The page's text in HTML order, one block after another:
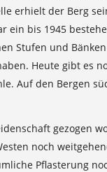
erhielt der Berg
bis 1945
Stufen und
Heute gibt es
Auf den Bergen
gezogen
noch
Pflasterung